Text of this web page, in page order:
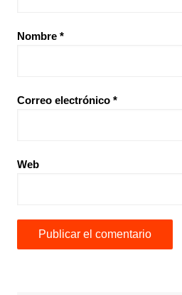
Nombre *
Correo electrónico *
Web